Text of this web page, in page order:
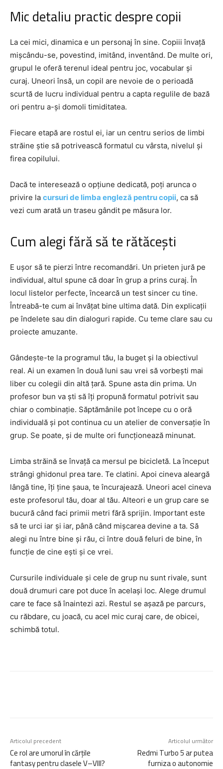
Mic detaliu practic despre copii
La cei mici, dinamica e un personaj în sine. Copiii învață
mișcându-se, povestind, imitând, inventând. De multe ori,
grupul le oferă terenul ideal pentru joc, vocabular și
curaj. Uneori însă, un copil are nevoie de o perioadă
scurtă de lucru individual pentru a capta regulile de bază
ori pentru a-și domoli timiditatea.
Fiecare etapă are rostul ei, iar un centru serios de limbi
străine știe să potrivească formatul cu vârsta, nivelul și
firea copilului.
Dacă te interesează o opțiune dedicată, poți arunca o
privire la cursuri de limba engleză pentru copii, ca să
vezi cum arată un traseu gândit pe măsura lor.
Cum alegi fără să te rătăcești
E ușor să te pierzi între recomandări. Un prieten jură pe
individual, altul spune că doar în grup a prins curaj. În
locul listelor perfecte, încearcă un test sincer cu tine.
Întreabă-te cum ai învățat bine ultima dată. Din explicații
pe îndelete sau din dialoguri rapide. Cu teme clare sau cu
proiecte amuzante.
Gândește-te la programul tău, la buget și la obiectivul
real. Ai un examen în două luni sau vrei să vorbești mai
liber cu colegii din altă țară. Spune asta din prima. Un
profesor bun va ști să îți propună formatul potrivit sau
chiar o combinație. Săptămânile pot începe cu o oră
individuală și pot continua cu un atelier de conversație în
grup. Se poate, și de multe ori funcționează minunat.
Limba străină se învață ca mersul pe bicicletă. La început
strângi ghidonul prea tare. Te clatini. Apoi cineva aleargă
lângă tine, îți ține șaua, te încurajează. Uneori acel cineva
este profesorul tău, doar al tău. Alteori e un grup care se
bucură când faci primii metri fără sprijin. Important este
să te urci iar și iar, până când mișcarea devine a ta. Să
alegi nu între bine și rău, ci între două feluri de bine, în
funcție de cine ești și ce vrei.
Cursurile individuale și cele de grup nu sunt rivale, sunt
două drumuri care pot duce în același loc. Alege drumul
care te face să înaintezi azi. Restul se așază pe parcurs,
cu răbdare, cu joacă, cu acel mic curaj care, de obicei,
schimbă totul.
Articolul precedent
Ce rol are umorul în cărțile
fantasy pentru clasele V–VIII?
Articolul următor
Redmi Turbo 5 ar putea
furniza o autonomie